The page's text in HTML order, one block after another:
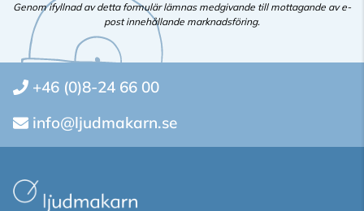
Genom ifyllnad av detta formulär lämnas medgivande till mottagande av e-
post innehållande marknadsföring.
+46 (0)8-24 66 00
info@ljudmakarn.se